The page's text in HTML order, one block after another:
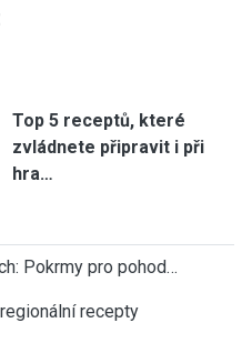
Top 5 receptů, které
zvládnete připravit i při
hra…
Pokrmy pro pohod…
recepty